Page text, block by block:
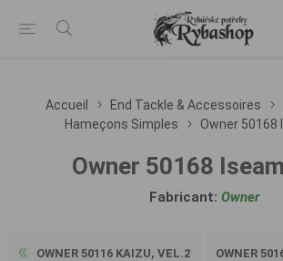
Accueil End Tackle & Accessoires
Hameçons Simples
Owner 50168
Owner 50168
Fabricant: Owner
OWNER 50116 KAIZU, VEL.2 OWNER 50168